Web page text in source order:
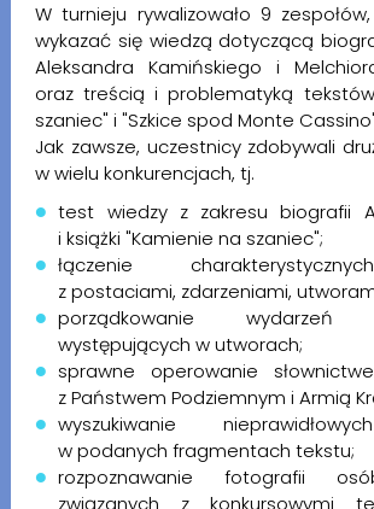
W turnieju rywalizowało 9
wykazać się wiedzą dotyczącą
Aleksandra Kamińskiego i
oraz treścią i problematyką
szaniec" i "Szkice spod Monte
Jak zawsze, uczestnicy zdobywali
w wielu konkurencjach, tj.
test wiedzy z zakresu biografii
i książki "Kamienie na szaniec";
łączenie
z postaciami, zdarzeniami,
porządkowanie wydarzeń
występujących w utworach;
sprawne operowanie
z Państwem Podziemnym i Armią
wyszukiwanie
w podanych fragmentach tekstu;
rozpoznawanie fotografii